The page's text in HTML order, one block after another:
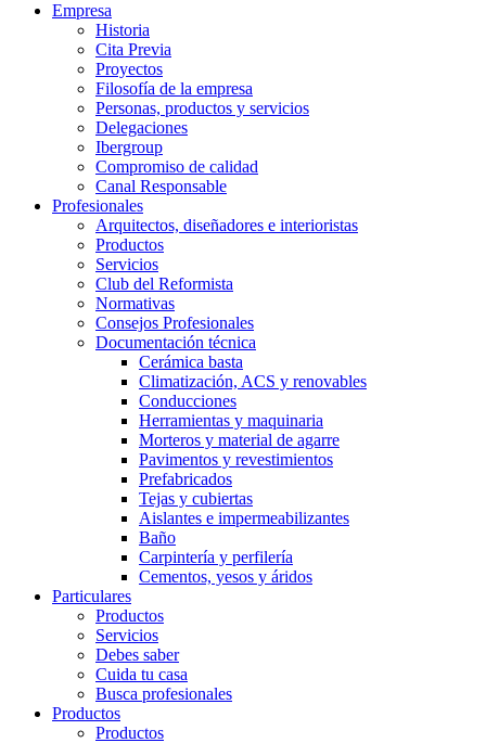
Empresa
Historia
Cita Previa
Proyectos
Filosofía de la empresa
Personas, productos y servicios
Delegaciones
Ibergroup
Compromiso de calidad
Canal Responsable
Profesionales
Arquitectos, diseñadores e interioristas
Productos
Servicios
Club del Reformista
Normativas
Consejos Profesionales
Documentación técnica
Cerámica basta
Climatización, ACS y renovables
Conducciones
Herramientas y maquinaria
Morteros y material de agarre
Pavimentos y revestimientos
Prefabricados
Tejas y cubiertas
Aislantes e impermeabilizantes
Baño
Carpintería y perfilería
Cementos, yesos y áridos
Particulares
Productos
Servicios
Debes saber
Cuida tu casa
Busca profesionales
Productos
Productos